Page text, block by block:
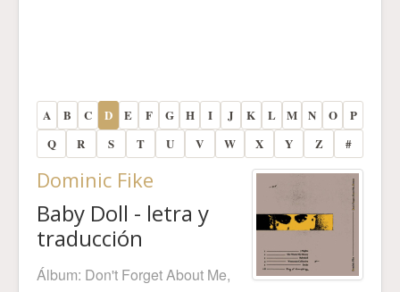
A B C D E F G H I J K L M N O
P
Q
R S T U V W X Y Z #
Dominic Fike
Baby Doll - letra y
traducción
Álbum: Don't Forget About Me,